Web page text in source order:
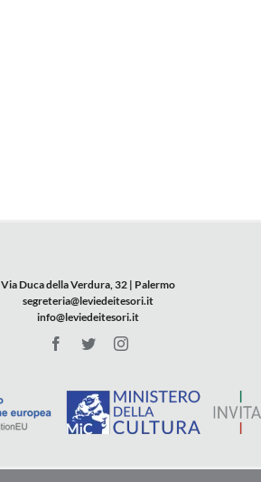
Via Duca della Verdura, 32 | Palermo
segreteria@leviedeitesori.it
info@leviedeitesori.it